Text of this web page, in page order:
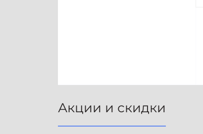
Акции и скидки